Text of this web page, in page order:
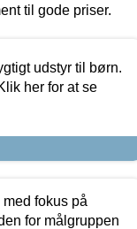
til gode priser.
udstyr til børn.
her for at se
fokus på
for målgruppen